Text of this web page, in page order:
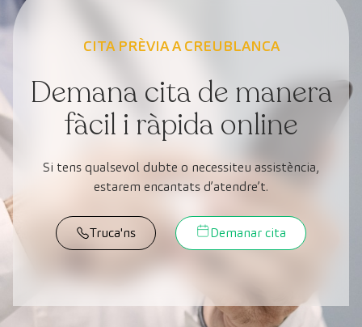
CITA PRÈVIA A CREUBLANCA
Demana cita de manera
fàcil i ràpida online
Si tens qualsevol dubte o necessiteu assistència,
estarem encantats d’atendre’t.
Truca'ns Demanar cita